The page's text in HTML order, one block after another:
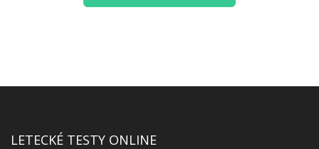
LETECKÉ TESTY ONLINE